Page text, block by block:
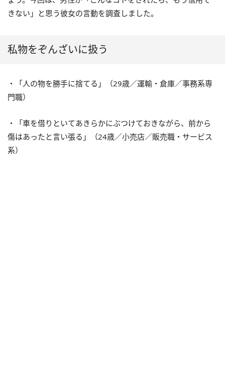
きない」と思う彼女の言動を調査しました。
私物をぞんざいに扱う
・「人の物を勝手に捨てる」（29歳／運輸・倉庫／事務系専
門職）
・「車を借りといてあきらかにぶつけておきながら、前から
傷はあったと言い張る」（24歳／小売店／販売職・サービス
系）